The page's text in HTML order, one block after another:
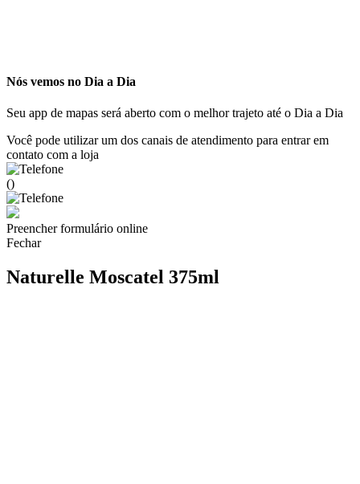
Nós vemos no Dia a Dia
Seu app de mapas será aberto com o melhor trajeto até o Dia a Dia
Você pode utilizar um dos canais de atendimento para entrar em
contato com a loja
()
Preencher formulário online
Fechar
Naturelle Moscatel 375ml